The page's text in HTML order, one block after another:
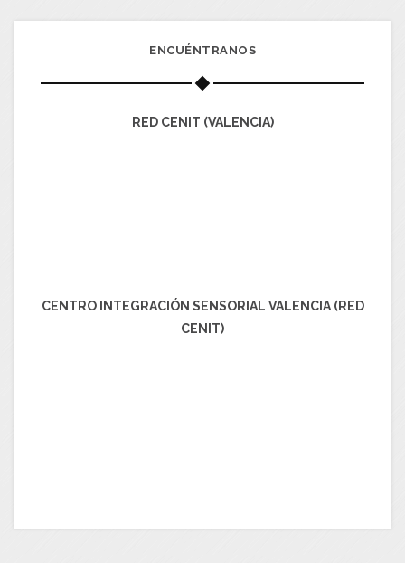
ENCUÉNTRANOS
RED CENIT (VALENCIA)
CENTRO INTEGRACIÓN SENSORIAL VALENCIA (RED
CENIT)